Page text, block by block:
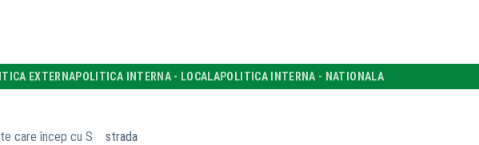
EXTERNAPOLITICA INTERNA - LOCALAPOLITICA INTERNA - NATIONALA
care încep cu S strada